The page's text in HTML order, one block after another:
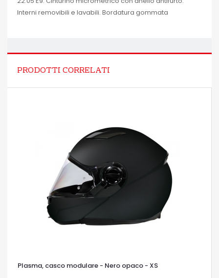
Interni removibili e lavabili. Bordatura gommata
PRODOTTI CORRELATI
Plasma, casco modulare - Nero opaco - XS